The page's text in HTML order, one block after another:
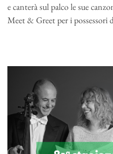
e canterà sul palco le sue
Meet & Greet per i